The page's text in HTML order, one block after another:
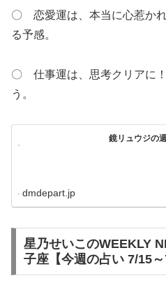
〇 恋愛運は、本当に心惹か
る予感。
〇 仕事運は、思考クリアに
う。
鏡リュウジの
dmdepart.jp
星乃せいこのWEEKLY
子座【今週の占い 7/15～